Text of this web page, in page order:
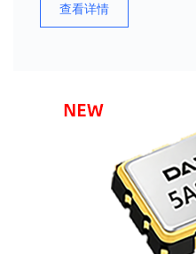
查看详情